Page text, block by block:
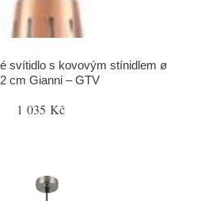
svítidlo s kovovým stínidlem ø
cm Gianni – GTV
1 035 Kč